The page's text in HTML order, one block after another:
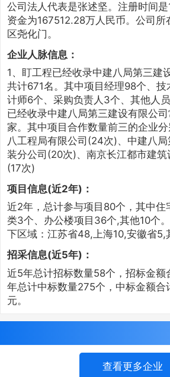
公司法人代表是张述坚。注册时间
资金为167512.28万人民币。公司所
区尧化门。
企业人脉信息：
1、盯工程已经收录中建八局第三建
共计671名。其中项目经理98个、
计师6个、采购负责人3个、其他人
已经收录中建八局第三建设有限公
家。其中项目合作数量前三的企业
八工程局有限公司(24次)、中建八
装分公司(20次)、南京长江都市建筑
(17次)
项目信息(近2年)：
近2年，总计参与项目80个，其中住
类3个、办公楼项目36个,其他10个
下区域：江苏省48,上海10,安徽省5,
招采信息(近5年)：
近5年总计招标数量58个，招标金
年总计中标数量275个，中标金额
元。
查看更多企业